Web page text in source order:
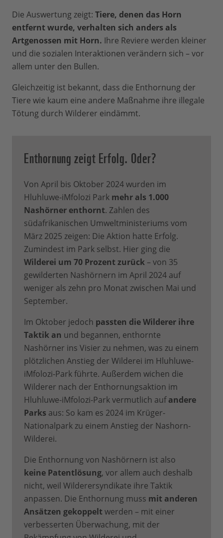
Die Auswertung zeigt: Tiere, denen das Horn
entfernt wurde, verhalten sich anders als
Artgenossen mit Horn. Ihre Reviere werden kleiner
und die sozialen Interaktionen verändern sich – vor
allem unter den Bullen.
Gleichzeitig ist bekannt, dass die Enthornung der
Tiere wie kaum eine andere Maßnahme ihre illegale
Tötung durch Wilderer eindämmt.
Enthornung zeigt Erfolg. Oder?
Von April bis Oktober 2024 wurden im
Hluhluwe-iMfolozi Park mehr als 1.000
Nashörner enthornt. Zahlen des
südafrikanischen Umweltministeriums vom
März 2025 zeigen: Die Aktion hatte Erfolg.
Zumindest im Park selbst. Hier ging die
Wilderei um 70 Prozent zurück – von 35
gewilderten Nashörnern im April 2024 auf
weniger als zehn pro Monat zwischen Mai und
September.
Im Oktober jedoch passten die Wilderer ihre
Taktik an und begannen, enthornte
Nashörner ins Visier zu nehmen, was zu einem
plötzlichen Anstieg der Wilderei im Hluhluwe-
iMfolozi-Park führte. Außerdem wichen die
Wilderer nach der Enthornungsaktion im
Hluhluwe-iMfolozi-Park vermutlich aufandere
Parks aus: So kam es 2024 im Krüger-
Nationalpark zu einem Anstieg der Nashorn-
Wilderei.
Die Enthornung von Nashörnern ist also
keine Patentlösung, vor allem auch deshalb
nicht, weil Wilderersyndikate ihre Taktik
anpassen. Die Enthornung muss mit anderen
Ansätzen gekoppeltwerden – mit einer
verbesserten Überwachung, mit der